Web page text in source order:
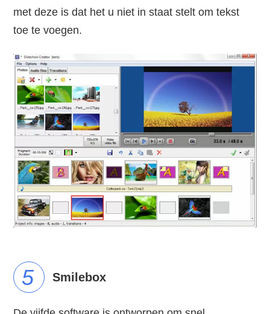
met deze is dat het u niet in staat stelt om tekst
toe te voegen.
5 Smilebox